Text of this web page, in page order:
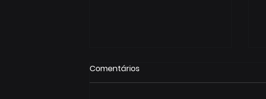
Comentários